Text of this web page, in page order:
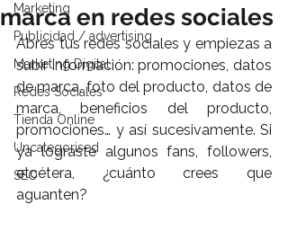
Marketing
Publicidad / advertising
Marketing Digital
Redes Sociales
Tienda Online
Uncategorised
SEO
marca en redes sociales
Abres tus redes sociales y empiezas a
subir información: promociones, datos
de marca, foto del producto, datos de
marca, beneficios del producto,
promociones… y así sucesivamente. Si
ya lograste algunos fans, followers,
etcétera, ¿cuánto crees que
aguanten?